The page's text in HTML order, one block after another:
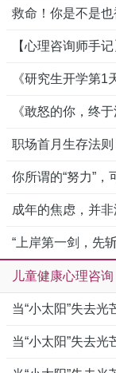
救命！你是不是也
【心理咨询师手
《研究生开学第1
《敢怒的你，终于
职场首月生存法
你所谓的“努力”，
成年的焦虑，并
“上岸第一剑，先
儿童健康心理咨询
当“小太阳”失去光
当“小太阳”失去光